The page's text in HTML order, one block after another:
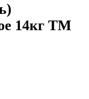
14кг ТМ